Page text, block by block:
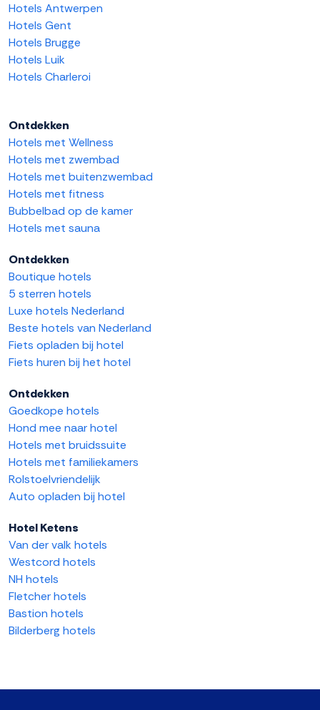
Hotels Antwerpen
Hotels Gent
Hotels Brugge
Hotels Luik
Hotels Charleroi
Ontdekken
Hotels met Wellness
Hotels met zwembad
Hotels met buitenzwembad
Hotels met fitness
Bubbelbad op de kamer
Hotels met sauna
Ontdekken
Boutique hotels
5 sterren hotels
Luxe hotels Nederland
Beste hotels van Nederland
Fiets opladen bij hotel
Fiets huren bij het hotel
Ontdekken
Goedkope hotels
Hond mee naar hotel
Hotels met bruidssuite
Hotels met familiekamers
Rolstoelvriendelijk
Auto opladen bij hotel
Hotel Ketens
Van der valk hotels
Westcord hotels
NH hotels
Fletcher hotels
Bastion hotels
Bilderberg hotels